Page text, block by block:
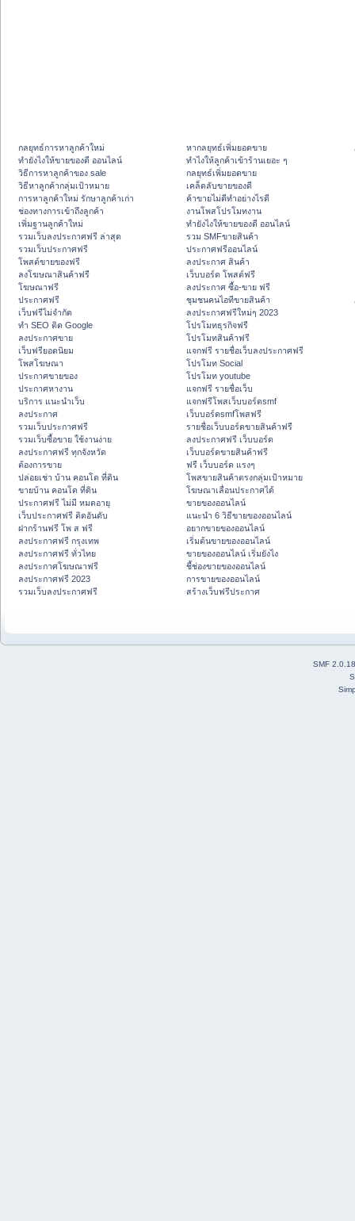
กลยุทธ์การหาลูกค้าใหม่
ทํายังไงให้ขายของดี ออนไลน์
วิธีการหาลูกค้าของ sale
วิธีหาลูกค้ากลุ่มเป้าหมาย
การหาลูกค้าใหม่ รักษาลูกค้าเก่า
ช่องทางการเข้าถึงลูกค้า
เพิ่มฐานลูกค้าใหม่
รวมเว็บลงประกาศฟรี ล่าสุด
รวมเว็บประกาศฟรี
โพสต์ขายของฟรี
ลงโฆษณาสินค้าฟรี
โฆษณาฟรี
ประกาศฟรี
เว็บฟรีไม่จำกัด
ทำ SEO ติด Google
ลงประกาศขาย
เว็บฟรียอดนิยม
โพสโฆษณา
ประกาศขายของ
ประกาศหางาน
บริการ แนะนำเว็บ
ลงประกาศ
รวมเว็บประกาศฟรี
รวมเว็บซื้อขาย ใช้งานง่าย
ลงประกาศฟรี ทุกจังหวัด
ต้องการขาย
ปล่อยเช่า บ้าน คอนโด ที่ดิน
ขายบ้าน คอนโด ที่ดิน
ประกาศฟรี ไม่มี หมดอายุ
เว็บประกาศฟรี ติดอันดับ
ฝากร้านฟรี โพ ส ฟรี
ลงประกาศฟรี กรุงเทพ
ลงประกาศฟรี ทั่วไทย
ลงประกาศโฆษณาฟรี
ลงประกาศฟรี 2023
รวมเว็บลงประกาศฟรี
หากลยุทธ์เพิ่มยอดขาย
ทําไงให้ลูกค้าเข้าร้านเยอะ ๆ
กลยุทธ์เพิ่มยอดขาย
เคล็ดลับขายของดี
ค้าขายไม่ดีทำอย่างไรดี
งานโพสโปรโมทงาน
ทํายังไงให้ขายของดี ออนไลน์
รวม SMFขายสินค้า
ประกาศฟรีออนไลน์
ลงประกาศ สินค้า
เว็บบอร์ด โพสต์ฟรี
ลงประกาศ ซื้อ-ขาย ฟรี
ชุมชนคนไอทีขายสินค้า
ลงประกาศฟรีใหม่ๆ 2023
โปรโมทธุรกิจฟรี
โปรโมทสินค้าฟรี
แจกฟรี รายชื่อเว็บลงประกาศฟรี
โปรโมท Social
โปรโมท youtube
แจกฟรี รายชื่อเว็บ
แจกฟรีโพสเว็บบอร์ดsmf
เว็บบอร์ดsmfโพสฟรี
รายชื่อเว็บบอร์ดขายสินค้าฟรี
ลงประกาศฟรี เว็บบอร์ด
เว็บบอร์ดขายสินค้าฟรี
ฟรี เว็บบอร์ด แรงๆ
โพสขายสินค้าตรงกลุ่มเป้าหมาย
โฆษณาเลื่อนประกาศได้
ขายของออนไลน์
แนะนำ 6 วิธีขายของออนไลน์
อยากขายของออนไลน์
เริ่มต้นขายของออนไลน์
ขายของออนไลน์ เริ่มยังไง
ชี้ช่องขายของออนไลน์
การขายของออนไลน์
สร้างเว็บฟรีประกาศ
SMF 2.0.18